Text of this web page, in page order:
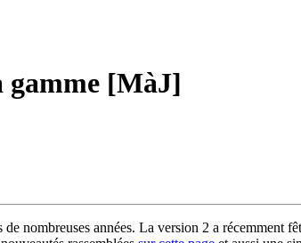
gamme [MàJ]
nombreuses années. La version 2 a récemment